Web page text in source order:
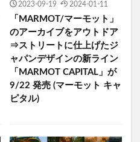
2023-09-19 2024-01-11
「MARMOT/マーモット」
のアーカイブをアウトドア
⇒ストリートに仕上げたジ
ャパンデザインの新ライン
「MARMOT CAPITAL」が
9/22 発売 (マーモット キャ
ピタル)